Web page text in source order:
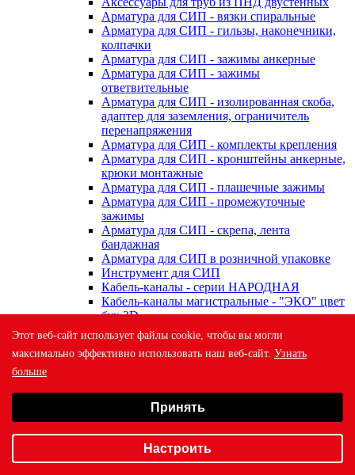
Арматура для СИП - вязки спиральные
Арматура для СИП - гильзы, наконечники,
колпачки
Арматура для СИП - зажимы анкерные
Арматура для СИП - зажимы
ответвительные
Арматура для СИП - изолированная скоба,
адаптер для заземления, ограничитель
перенапряжения
Арматура для СИП - комплекты крепления
Арматура для СИП - кронштейны анкерные,
крюки монтажные
Арматура для СИП - плашечные зажимы
Арматура для СИП - промежуточные
зажимы
Арматура для СИП - скрепа, лента
бандажная
Арматура для СИП в розничной упаковке
Инструмент для СИП
Кабель-каналы - серии НАРОДНАЯ
Кабель-каналы магистральные - "ЭКО" цвет
бук 3D
Кабель-каналы магистральные - "ЭКО" цвет
сосна 3D
Кабель-каналы магистральные - цвет белый
Кабель-каналы магистральные - цвет
слоновая кость
Кабель-каналы парапетные
Кабель-каналы перфорированные
Этот веб-сайт использует файлы cookie, чтобы вы могли
максимально эффективно использовать наш веб-сайт. Узнать
больше
Выберите настройки cookie
Аналитические/Функциональные
Принять
Настроить